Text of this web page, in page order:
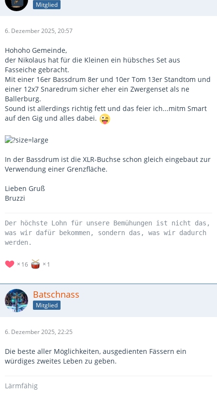
Mitglied
6. Dezember 2025, 20:57
Hohoho Gemeinde,
der Nikolaus hat für die Kleinen ein hübsches Set aus
Fasseiche gebracht.
Mit einer 16er Bassdrum 8er und 10er Tom 13er Standtom und
einer 12x7 Snaredrum sicher eher ein Zwergenset als ne
Ballerburg.
Sound ist allerdings richtig fett und das feier ich...mitm Smart
auf den Gig und alles dabei.
In der Bassdrum ist die XLR-Buchse schon gleich eingebaut zur
Verwendung einer Grenzfläche.
Lieben Gruß
Bruzzi
Der höchste Lohn für unsere Bemühungen ist nicht das,
was wir dafür bekommen, sondern das, was wir dadurch
werden.
16 1
Batschnass
Mitglied
6. Dezember 2025, 22:25
Die beste aller Möglichkeiten, ausgedienten Fässern ein
würdiges zweites Leben zu geben.
Lärmfähig